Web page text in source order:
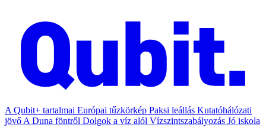
A Qubit+ tartalmai Európai tűzkörkép Paksi leállás Kutatóhálózati
jövő A Duna föntről Dolgok a víz alól Vízszintszabályozás Jó iskola